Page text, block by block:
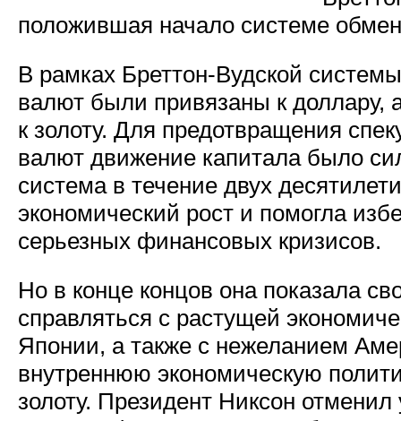
положившая начало системе
В рамках Бреттон-Вудской
валют были привязаны к доллару,
к золоту. Для предотвращения
валют движение капитала было
система в течение двух
экономический рост и помогла
серьезных финансовых кризисов.
Но в конце концов она показала
справляться с растущей
Японии, а также с нежеланием
внутреннюю экономическую
золоту. Президент Никсон отменил